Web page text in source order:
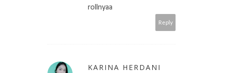
rollnyaa
Reply
KARINA HERDANI